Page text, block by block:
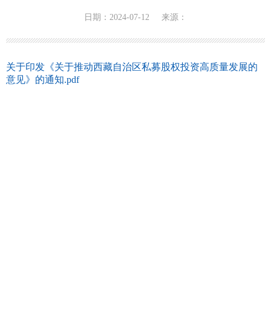
日期：2024-07-12 来源：
关于印发《关于推动西藏自治区私募股权投资高质量发展的
意见》的通知.pdf